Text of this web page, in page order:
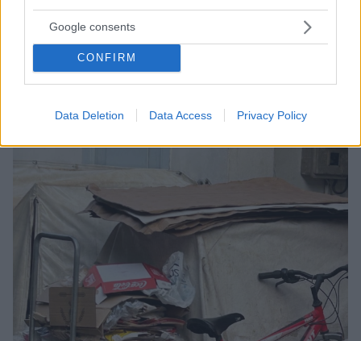
Google consents
CONFIRM
Data Deletion Data Access Privacy Policy